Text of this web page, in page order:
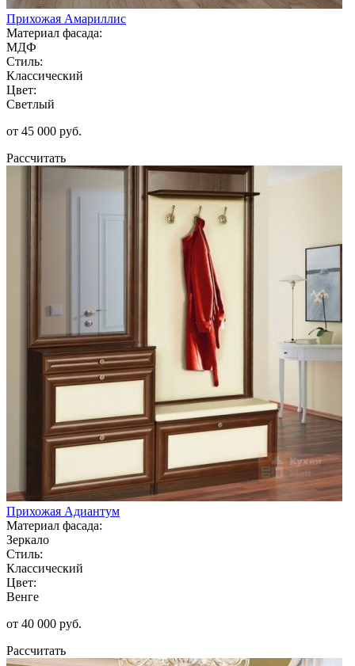
Прихожая Амариллис
Материал фасада:
МДФ
Стиль:
Классический
Цвет:
Светлый
от 45 000 руб.
Рассчитать
Прихожая Адиантум
Материал фасада:
Зеркало
Стиль:
Классический
Цвет:
Венге
от 40 000 руб.
Рассчитать